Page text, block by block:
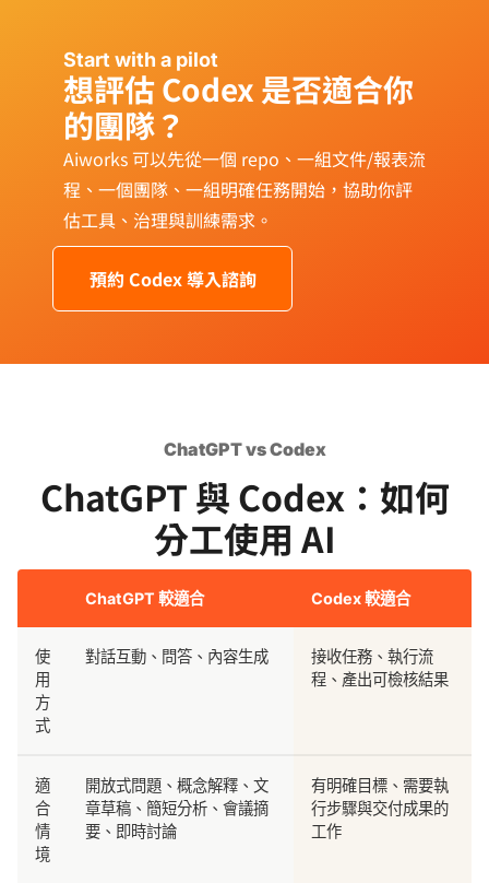
Start with a pilot
想評估 Codex 是否適合你
的團隊？
Aiworks 可以先從一個 repo、一組文件/報表流
程、一個團隊、一組明確任務開始，協助你評
估工具、治理與訓練需求。
預約 Codex 導入諮詢
ChatGPT vs Codex
ChatGPT 與 Codex：如何
分工使用 AI
ChatGPT 較適合 Codex 較適合
使
用
方
式
對話互動、問答、內容生成
接收任務、執行流
程、產出可檢核結果
適
合
情
境
開放式問題、概念解釋、文
章草稿、簡短分析、會議摘
要、即時討論
有明確目標、需要執
行步驟與交付成果的
工作